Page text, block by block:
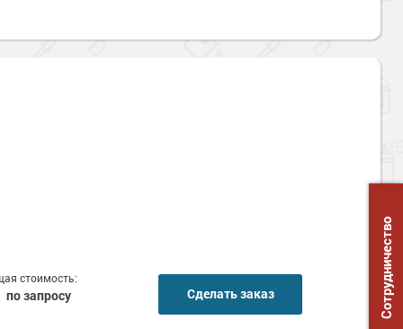
стоимость:
по запросу Сделать заказ Сотрудничество